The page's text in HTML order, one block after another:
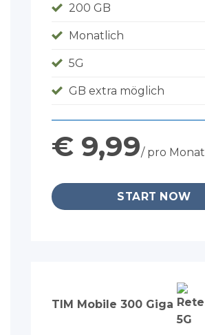
200 GB
Monatlich
5G
GB extra möglich
€ 9,99/ pro Monat
START NOW
TIM Mobile 300 Giga